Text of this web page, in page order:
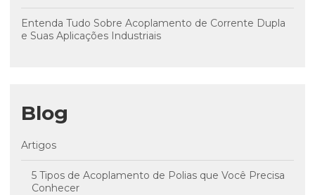
Entenda Tudo Sobre Acoplamento de Corrente Dupla
e Suas Aplicações Industriais
Blog
Artigos
5 Tipos de Acoplamento de Polias que Você Precisa
Conhecer